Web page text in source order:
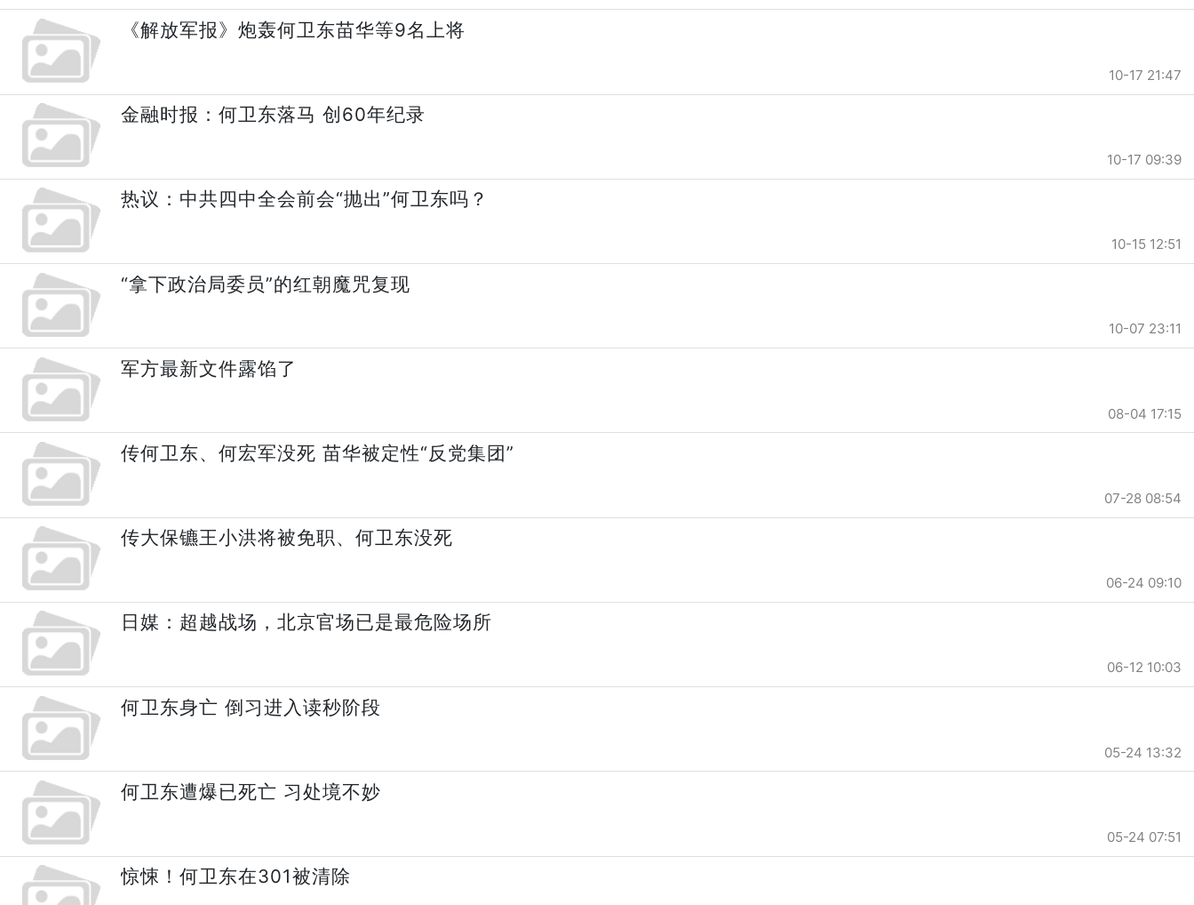
《解放军报》炮轰何卫东苗华等9名上将
10-17 21:47
金融时报：何卫东落马 创60年纪录
10-17 09:39
热议：中共四中全会前会“抛出”何卫东吗？
10-15 12:51
“拿下政治局委员”的红朝魔咒复现
10-07 23:11
军方最新文件露馅了
08-04 17:15
传何卫东、何宏军没死 苗华被定性“反党集团”
07-28 08:54
传大保镳王小洪将被免职、何卫东没死
06-24 09:10
日媒：超越战场，北京官场已是最危险场所
06-12 10:03
何卫东身亡 倒习进入读秒阶段
05-24 13:32
何卫东遭爆已死亡 习处境不妙
05-24 07:51
惊悚！何卫东在301被清除